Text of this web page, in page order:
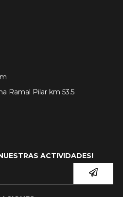
Ramal Pilar km 53.5
ACTIVIDADES!